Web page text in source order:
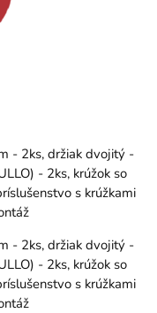
- 2ks, držiak dvojitý -
- 2ks, krúžok so
s krúžkami
- 2ks, držiak dvojitý -
- 2ks, krúžok so
s krúžkami